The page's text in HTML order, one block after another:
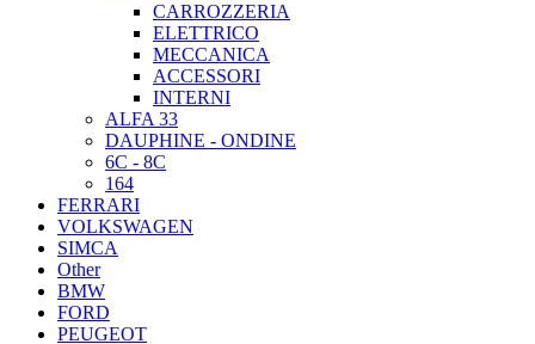
CARROZZERIA
ELETTRICO
MECCANICA
ACCESSORI
INTERNI
ALFA 33
DAUPHINE - ONDINE
6C - 8C
164
FERRARI
VOLKSWAGEN
SIMCA
Other
BMW
FORD
PEUGEOT